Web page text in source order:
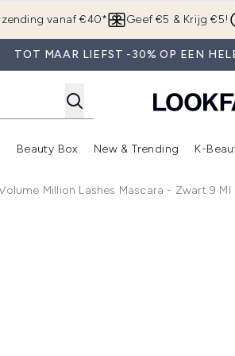
vanaf €40* Geef €5 & Krijg €5!
TOT MAAR LIEFST -30% OP EEN
Enter submenu (Zomer)Enter submenu (Sale) Enter submenu (Merken)
Beauty Box
Enter submenu (Beauty
New & Trending K-
Million Lashes Mascara - Zwart 9 Ml